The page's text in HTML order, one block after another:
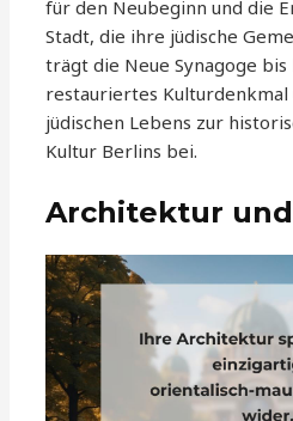
für den Neubeginn und die
Stadt, die ihre jüdische
trägt die Neue Synagoge bis
restauriertes
jüdischen Lebens zur
Kultur Berlins bei.
Architektur